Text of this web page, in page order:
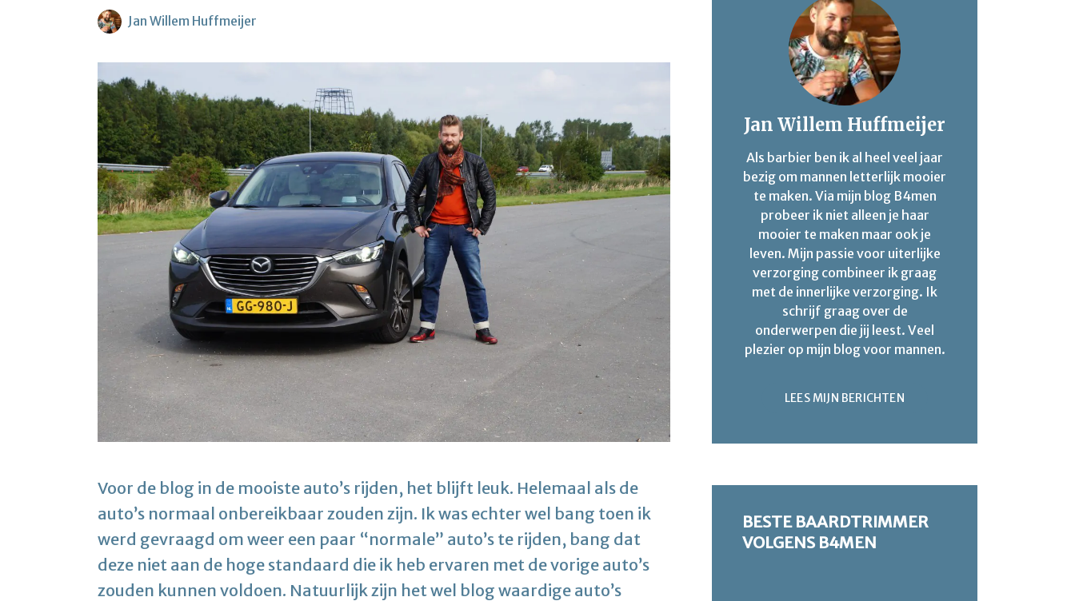
Jan Willem Huffmeijer
Voor de blog in de mooiste auto’s rijden, het blijft leuk. Helemaal als de
auto’s normaal onbereikbaar zouden zijn. Ik was echter wel bang toen ik
werd gevraagd om weer een paar “normale” auto’s te rijden, bang dat
deze niet aan de hoge standaard die ik heb ervaren met de vorige auto’s
zouden kunnen voldoen. Natuurlijk zijn het wel blog waardige auto’s
Jan Willem Huffmeijer
Als barbier ben ik al heel veel jaar
bezig om mannen letterlijk mooier
te maken. Via mijn blog B4men
probeer ik niet alleen je haar
mooier te maken maar ook je
leven. Mijn passie voor uiterlijke
verzorging combineer ik graag
met de innerlijke verzorging. Ik
schrijf graag over de
onderwerpen die jij leest. Veel
plezier op mijn blog voor mannen.
LEES MIJN BERICHTEN
BESTE BAARDTRIMMER
VOLGENS B4MEN